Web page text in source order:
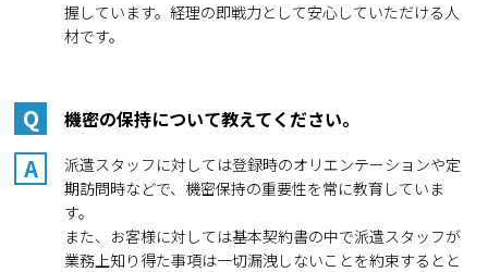
握しています。経理の即戦力として安心していただける人
材です。
Q 機密の保持について教えてください。
A
派遣スタッフに対しては登録時のオリエンテーションや定
期訪問時などで、機密保持の重要性を常に教育していま
す。
また、お客様に対しては基本契約書の中で派遣スタッフが
業務上知り得た事項は一切漏洩しないことを約束するとと